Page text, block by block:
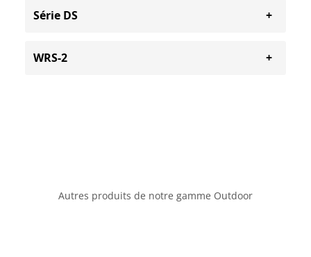
Série DS
WRS-2
Autres produits de notre gamme Outdoor